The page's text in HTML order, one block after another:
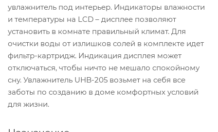
увлажнитель под интерьер. Индикаторы влажности
и температуры на LCD – дисплее позволяют
установить в комнате правильный климат. Для
очистки воды от излишков солей в комплекте идет
фильтр-картридж. Индикация дисплея может
отключаться, чтобы ничто не мешало спокойному
сну. Увлажнитель UHB-205 возьмет на себя все
заботы по созданию в доме комфортных условий
для жизни.